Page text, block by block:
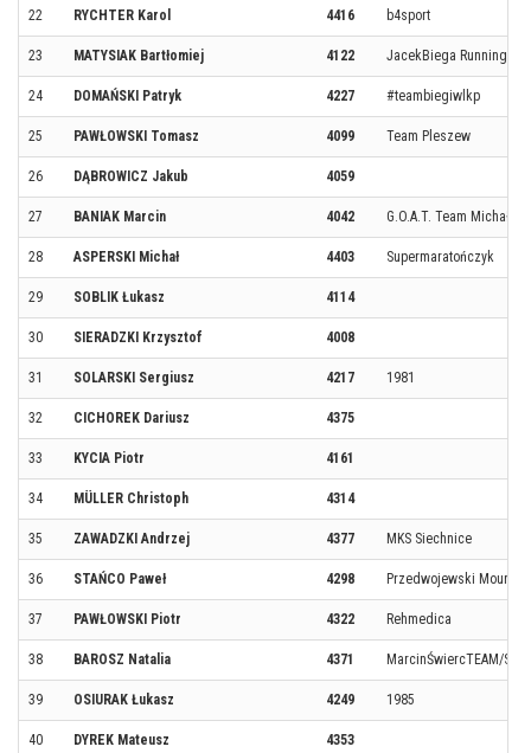
22 RYCHTER Karol 4416 b4sport
23 MATYSIAK Bartłomiej 4122 JacekBiega Running
24 DOMAŃSKI Patryk 4227 #teambiegiwlkp
25 PAWŁOWSKI Tomasz 4099 Team Pleszew
26 DĄBROWICZ Jakub 4059
27 BANIAK Marcin 4042 G.O.A.T. Team
28 ASPERSKI Michał 4403 Supermaratończyk
29 SOBLIK Łukasz 4114
30 SIERADZKI Krzysztof 4008
31 SOLARSKI Sergiusz 4217 1981
32 CICHOREK Dariusz 4375
33 KYCIA Piotr 4161
34 MÜLLER Christoph 4314
35 ZAWADZKI Andrzej 4377 MKS Siechnice
36 STAŃCO Paweł 4298 Przedwojewski
37 PAWŁOWSKI Piotr 4322 Rehmedica
38 BAROSZ Natalia 4371 MarcinŚwiercTEAM/
39 OSIURAK Łukasz 4249 1985
40 DYREK Mateusz 4353